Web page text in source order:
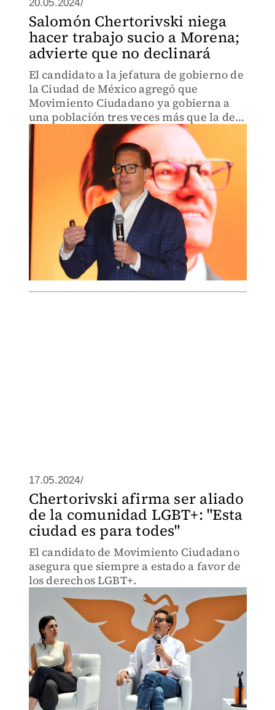
20.05.2024/
Salomón Chertorivski niega
hacer trabajo sucio a Morena;
advierte que no declinará
El candidato a la jefatura de gobierno de
la Ciudad de México agregó que
Movimiento Ciudadano ya gobierna a
una población tres veces más que la del
PRI.
17.05.2024/
Chertorivski afirma ser aliado
de la comunidad LGBT+: "Esta
ciudad es para todes"
El candidato de Movimiento Ciudadano
asegura que siempre a estado a favor de
los derechos LGBT+.